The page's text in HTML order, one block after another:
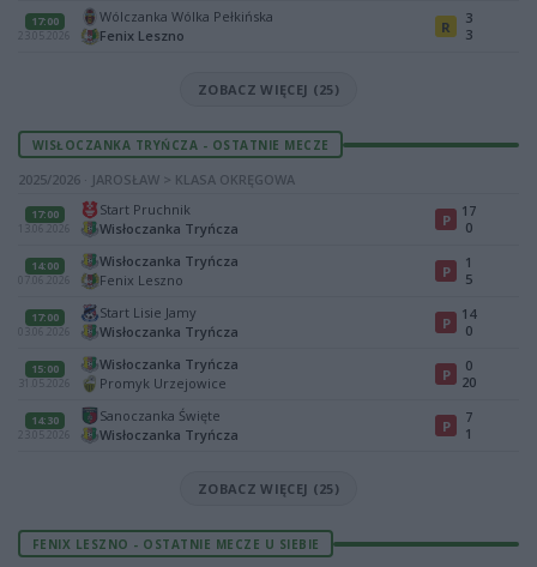
17:00
23.05.2026
Wólczanka Wólka Pełkińska
Fenix Leszno
R
3
3
ZOBACZ WIĘCEJ (25)
WISŁOCZANKA TRYŃCZA - OSTATNIE MECZE
2025/2026 · JAROSŁAW > KLASA OKRĘGOWA
17:00
13.06.2026
Start Pruchnik
Wisłoczanka Tryńcza
P
17
0
14:00
07.06.2026
Wisłoczanka Tryńcza
Fenix Leszno
P
1
5
17:00
03.06.2026
Start Lisie Jamy
Wisłoczanka Tryńcza
P
14
0
15:00
31.05.2026
Wisłoczanka Tryńcza
Promyk Urzejowice
P
0
20
14:30
23.05.2026
Sanoczanka Święte
Wisłoczanka Tryńcza
P
7
1
ZOBACZ WIĘCEJ (25)
FENIX LESZNO - OSTATNIE MECZE U SIEBIE